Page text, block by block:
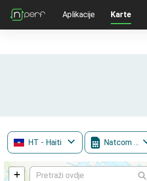
Aplikacije Karte
HT - Haiti Natcom Mobile
+